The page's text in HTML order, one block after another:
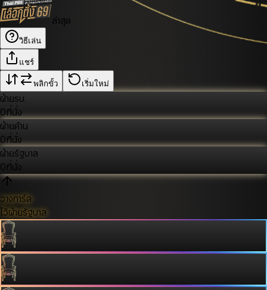
ล่าสุด
วิธีเล่น
แชร์
พลิกขั้ว เริ่มใหม่
ฝ่ายรบ.
0ที่นั่ง
ฝ่ายค้าน
0ที่นั่ง
ฝ่ายรัฐบาล
0ที่นั่ง
วางการ์ด
ไว้ฝ่ายรัฐบาล